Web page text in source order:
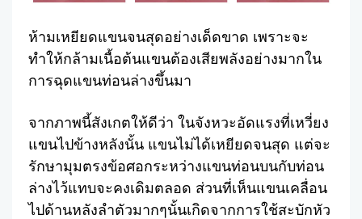
ห้ามเหยียดแขนจนสุดอย่างเด็ดขาด เพราะจะ
ทำให้กล้ามเนื้อต้นแขนต้องเสียพลังอย่างมากใน
การฉุดแขนท่อนล่างขึ้นมา
จากภาพนี้สังเกตให้ดีว่า ในจังหวะอัดแรงที่เหวี่ยง
แขนไปข้างหลังนั้น แขนไม่ได้เหยียดจนสุด แต่จะ
รักษามุมตรงข้อศอกระหว่างแขนท่อนบนกับท่อน
ล่างไว้แทบจะคงเดิมตลอด ส่วนที่เห็นแขนเคลื่อน
ไปด้านหลังลำตัวมากๆนั้นเกิดจากการใช้สะบักหัว